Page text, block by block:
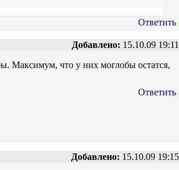
Ответить
Добавлено: 15.10.09 19:11
Максимум, что у них моглобы остатся,
Ответить
Добавлено: 15.10.09 19:15